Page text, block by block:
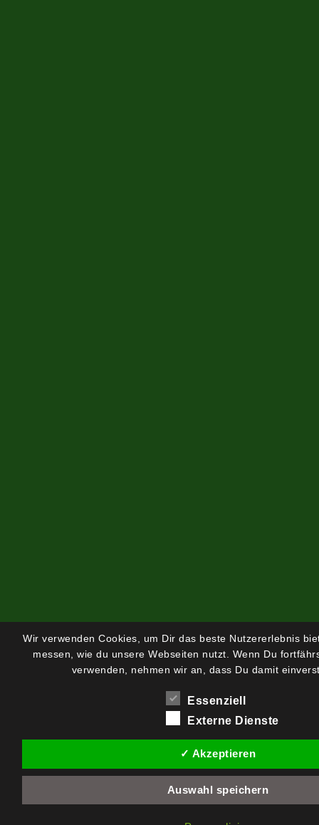
Wir verwenden Cookies, um Dir das beste Nutzererlebnis
messen, wie du unsere Webseiten nutzt. Wenn Du
verwenden, nehmen wir an, dass Du damit
Essenziell
Externe Dienste
✓ Akzeptieren
Auswahl speichern